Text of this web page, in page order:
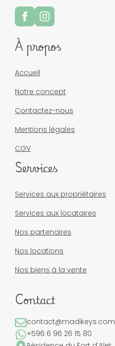
À propos
Accueil
Notre concept
Contactez-nous
Mentions légales
CGV
Services
Services aux propriétaires
Services aux locataires
Nos partenaires
Nos locations
Nos biens à la vente
Contact
contact@madikeys.com
+596 6 96 26 15 80